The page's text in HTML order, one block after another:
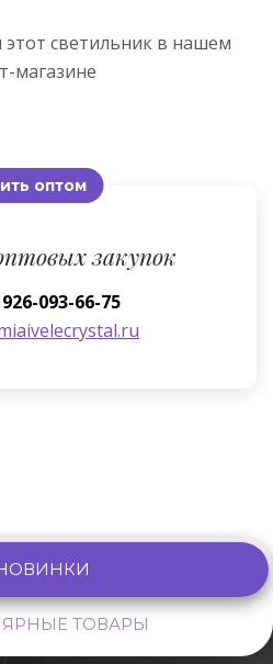
светильник в нашем
магазине
оптом
закупок
926-093-66-75
ТОВАРЫ